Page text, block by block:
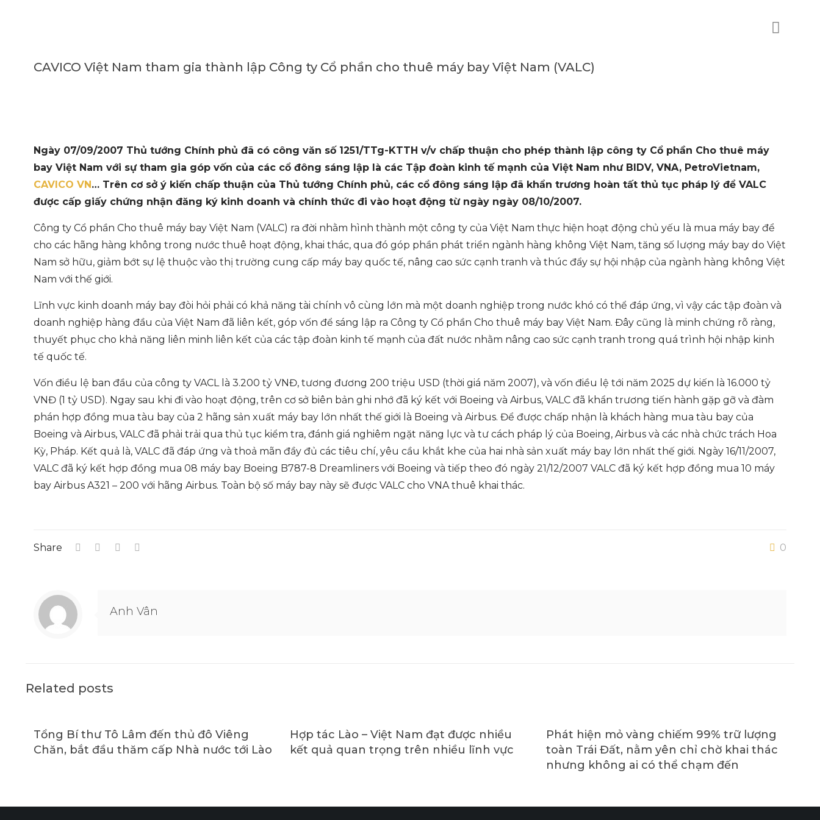
CAVICO Việt Nam tham gia thành lập Công ty Cổ phần cho thuê máy bay Việt Nam (VALC)
Ngày 07/09/2007 Thủ tướng Chính phủ đã có công văn số 1251/TTg-KTTH v/v chấp thuận cho phép thành lập công ty Cổ phần Cho thuê máy
bay Việt Nam với sự tham gia góp vốn của các cổ đông sáng lập là các Tập đoàn kinh tế mạnh của Việt Nam như BIDV, VNA, PetroVietnam,
CAVICO VN… Trên cơ sở ý kiến chấp thuận của Thủ tướng Chính phủ, các cổ đông sáng lập đã khẩn trương hoàn tất thủ tục pháp lý để VALC
được cấp giấy chứng nhận đăng ký kinh doanh và chính thức đi vào hoạt động từ ngày ngày 08/10/2007.
Công ty Cổ phần Cho thuê máy bay Việt Nam (VALC) ra đời nhằm hình thành một công ty của Việt Nam thực hiện hoạt động chủ yếu là mua máy bay để
cho các hãng hàng không trong nước thuê hoạt động, khai thác, qua đó góp phần phát triển ngành hàng không Việt Nam, tăng số lượng máy bay do Việt
Nam sở hữu, giảm bớt sự lệ thuộc vào thị trường cung cấp máy bay quốc tế, nâng cao sức cạnh tranh và thúc đẩy sự hội nhập của ngành hàng không Việt
Nam với thế giới.
Lĩnh vực kinh doanh máy bay đòi hỏi phải có khả năng tài chính vô cùng lớn mà một doanh nghiệp trong nước khó có thể đáp ứng, vì vậy các tập đoàn và
doanh nghiệp hàng đầu của Việt Nam đã liên kết, góp vốn để sáng lập ra Công ty Cổ phần Cho thuê máy bay Việt Nam. Đây cũng là minh chứng rõ ràng,
thuyết phục cho khả năng liên minh liên kết của các tập đoàn kinh tế mạnh của đất nước nhằm nâng cao sức cạnh tranh trong quá trình hội nhập kinh
tế quốc tế.
Vốn điều lệ ban đầu của công ty VACL là 3.200 tỷ VNĐ, tương đương 200 triệu USD (thời giá năm 2007), và vốn điều lệ tới năm 2025 dự kiến là 16.000 tỷ
VNĐ (1 tỷ USD). Ngay sau khi đi vào hoạt động, trên cơ sở biên bản ghi nhớ đã ký kết với Boeing và Airbus, VALC đã khẩn trương tiến hành gặp gỡ và đàm
phán hợp đồng mua tàu bay của 2 hãng sản xuất máy bay lớn nhất thế giới là Boeing và Airbus. Để được chấp nhận là khách hàng mua tàu bay của
Boeing và Airbus, VALC đã phải trải qua thủ tục kiểm tra, đánh giá nghiêm ngặt năng lực và tư cách pháp lý của Boeing, Airbus và các nhà chức trách Hoa
Kỳ, Pháp. Kết quả là, VALC đã đáp ứng và thoả mãn đầy đủ các tiêu chí, yêu cầu khắt khe của hai nhà sản xuất máy bay lớn nhất thế giới. Ngày 16/11/2007,
VALC đã ký kết hợp đồng mua 08 máy bay Boeing B787-8 Dreamliners với Boeing và tiếp theo đó ngày 21/12/2007 VALC đã ký kết hợp đồng mua 10 máy
bay Airbus A321 – 200 với hãng Airbus. Toàn bộ số máy bay này sẽ được VALC cho VNA thuê khai thác.
Share 0
Anh Vân
Related posts
Tổng Bí thư Tô Lâm đến thủ đô Viêng
Chăn, bắt đầu thăm cấp Nhà nước tới Lào
Hợp tác Lào – Việt Nam đạt được nhiều
kết quả quan trọng trên nhiều lĩnh vực
Phát hiện mỏ vàng chiếm 99% trữ lượng
toàn Trái Đất, nằm yên chỉ chờ khai thác
nhưng không ai có thể chạm đến